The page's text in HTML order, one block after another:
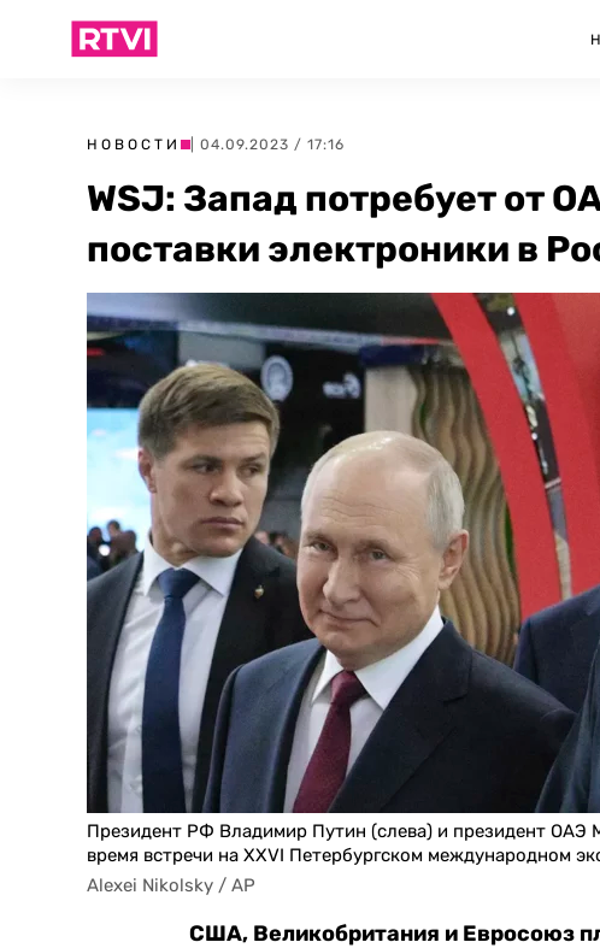
НОВОСТИ | 04.09.2023 / 17:16
WSJ: Запад потребует от
поставки электроники в
Президент РФ Владимир Путин (слева) и президент ОАЭ
время встречи на XXVI Петербургском международном
Alexei Nikolsky / AP
США, Великобритания и Евросоюз